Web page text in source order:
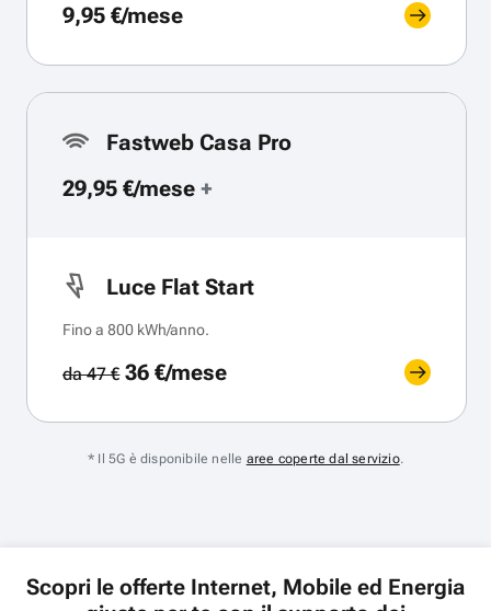
9,95 €/mese
Fastweb Casa Pro
29,95 €/mese +
Luce Flat Start
Fino a 800 kWh/anno.
da 47 €36 €/mese
* Il 5G è disponibile nelle aree coperte dal servizio.
Scopri le offerte Internet, Mobile ed Energia